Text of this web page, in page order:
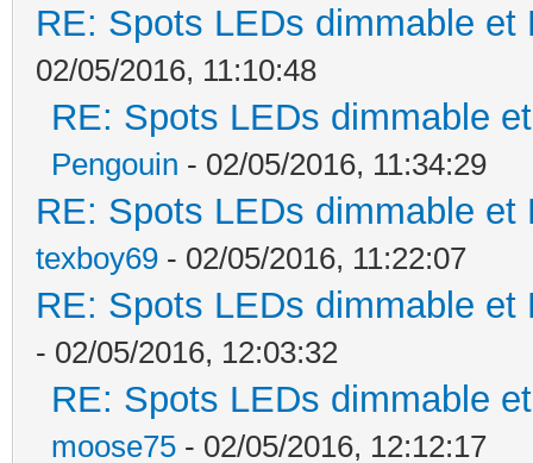
RE: Spots LEDs dimmable
02/05/2016, 11:10:48
RE: Spots LEDs dimmable
Pengouin - 02/05/2016, 11:34:29
RE: Spots LEDs dimmable
texboy69 - 02/05/2016, 11:22:07
RE: Spots LEDs dimmable
- 02/05/2016, 12:03:32
RE: Spots LEDs dimmable
moose75 - 02/05/2016, 12:12:17